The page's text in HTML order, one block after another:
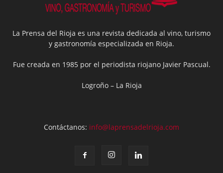
La Prensa del Rioja es una revista dedicada al vino, turismo
y gastronomía especializada en Rioja.
Fue creada en 1985 por el periodista riojano Javier Pascual.
Logroño – La Rioja
Contáctanos: info@laprensadelrioja.com